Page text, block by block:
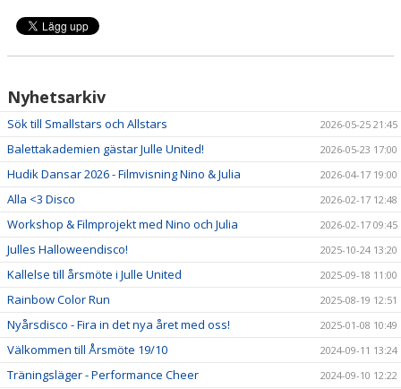
Nyhetsarkiv
Sök till Smallstars och Allstars 2026-05-25 21:45
Balettakademien gästar Julle United! 2026-05-23 17:00
Hudik Dansar 2026 - Filmvisning Nino & Julia 2026-04-17 19:00
Alla <3 Disco 2026-02-17 12:48
Workshop & Filmprojekt med Nino och Julia 2026-02-17 09:45
Julles Halloweendisco! 2025-10-24 13:20
Kallelse till årsmöte i Julle United 2025-09-18 11:00
Rainbow Color Run 2025-08-19 12:51
Nyårsdisco - Fira in det nya året med oss! 2025-01-08 10:49
Välkommen till Årsmöte 19/10 2024-09-11 13:24
Träningsläger - Performance Cheer 2024-09-10 12:22